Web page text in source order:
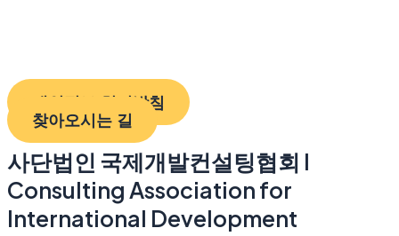
개인정보 처리방침
찾아오시는 길
사단법인 국제개발컨설팅협회 I
Consulting Association for
International Development